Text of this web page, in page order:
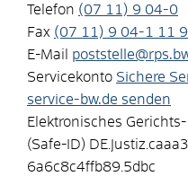
Telefon (07 11) 9 04-0
Fax (07 11) 9 04-1 11
E-Mail
Servicekonto Sichere
service-bw.de senden
Elektronisches
(Safe-ID)
6a6c8c4ffb89.5dbc